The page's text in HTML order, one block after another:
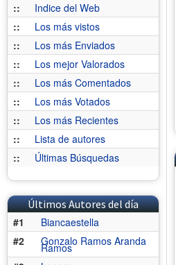
::
Indice del Web
::
Los más vistos
::
Los más Enviados
::
Los mejor Valorados
::
Los más Comentados
::
Los más Votados
::
Los más Recientes
::
Lista de autores
::
Últimas Búsquedas
Últimos Autores del día
#1
Biancaestella
#2
Gonzalo Ramos Aranda
Ramos